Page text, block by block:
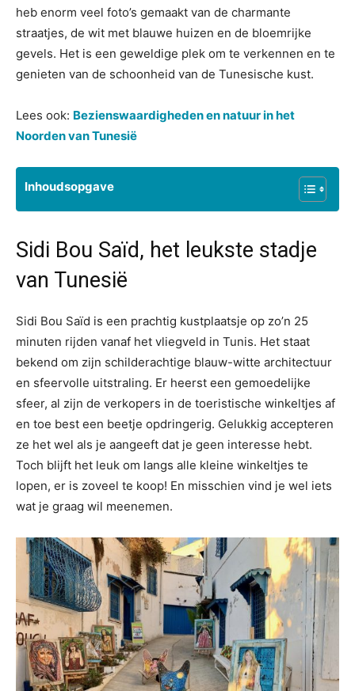
heb enorm veel foto’s gemaakt van de charmante
straatjes, de wit met blauwe huizen en de bloemrijke
gevels. Het is een geweldige plek om te verkennen en te
genieten van de schoonheid van de Tunesische kust.
Lees ook: Bezienswaardigheden en natuur in het
Noorden van Tunesië
Inhoudsopgave
Sidi Bou Saïd, het leukste stadje
van Tunesië
Sidi Bou Saïd is een prachtig kustplaatsje op zo’n 25
minuten rijden vanaf het vliegveld in Tunis. Het staat
bekend om zijn schilderachtige blauw-witte architectuur
en sfeervolle uitstraling. Er heerst een gemoedelijke
sfeer, al zijn de verkopers in de toeristische winkeltjes af
en toe best een beetje opdringerig. Gelukkig accepteren
ze het wel als je aangeeft dat je geen interesse hebt.
Toch blijft het leuk om langs alle kleine winkeltjes te
lopen, er is zoveel te koop! En misschien vind je wel iets
wat je graag wil meenemen.